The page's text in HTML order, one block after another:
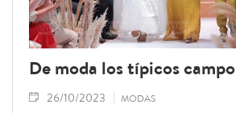
De moda los típicos
26/10/2023 MODAS